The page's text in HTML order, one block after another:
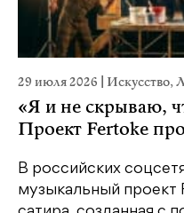
29 июля 2026 Искусство,
«Я и не скрываю,
Проект Fertoke
В российских
музыкальный проект